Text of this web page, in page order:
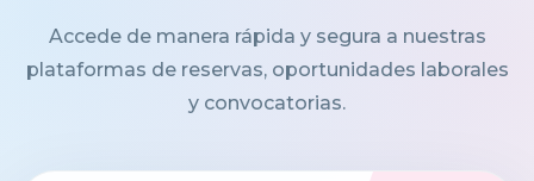
Accede de manera rápida y segura a nuestras
plataformas de reservas, oportunidades laborales
y convocatorias.